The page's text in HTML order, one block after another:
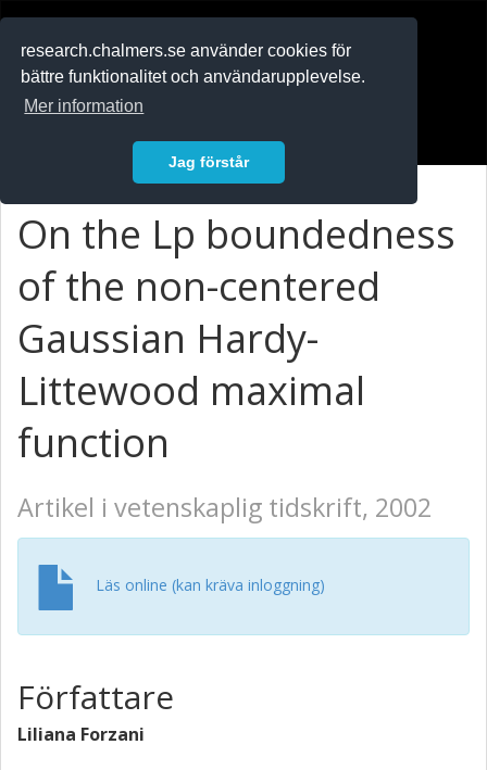
research.chalmers.se använder cookies för
bättre funktionalitet och användarupplevelse.
Mer information
Jag förstår
On the Lp boundedness
of the non-centered
Gaussian Hardy-
Littewood maximal
function
Artikel i vetenskaplig tidskrift, 2002
Läs online (kan kräva inloggning)
Författare
Liliana Forzani